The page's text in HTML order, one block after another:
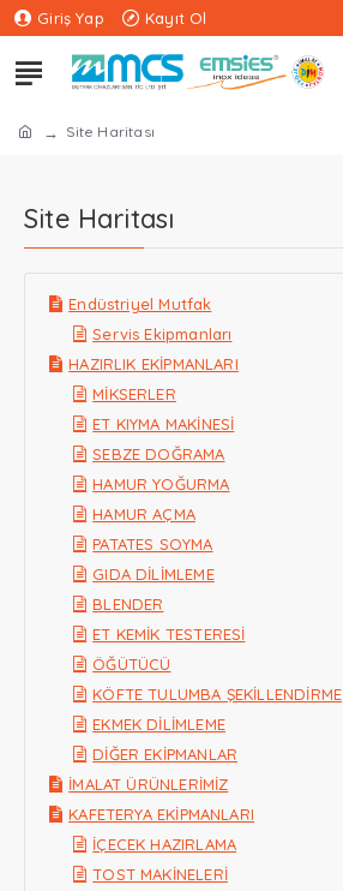
Giriş Yap Kayıt Ol
Site Haritası
Site Haritası
Endüstriyel Mutfak
Servis Ekipmanları
HAZIRLIK EKİPMANLARI
MİKSERLER
ET KIYMA MAKİNESİ
SEBZE DOĞRAMA
HAMUR YOĞURMA
HAMUR AÇMA
PATATES SOYMA
GIDA DİLİMLEME
BLENDER
ET KEMİK TESTERESİ
ÖĞÜTÜCÜ
KÖFTE TULUMBA ŞEKİLLENDİRME
EKMEK DİLİMLEME
DİĞER EKİPMANLAR
İMALAT ÜRÜNLERİMİZ
KAFETERYA EKİPMANLARI
İÇECEK HAZIRLAMA
TOST MAKİNELERİ